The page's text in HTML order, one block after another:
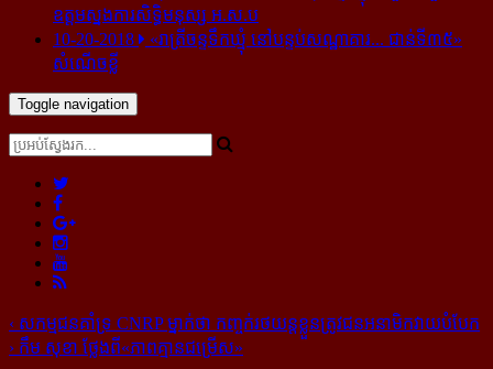
ឧត្តម​ស្នងការ​សិទ្ធិ​មនុស្ស អ.ស.ប
10-20-2018
«រាត្រីចន្ទទឹកឃ្មុំ នៅបន្ទប់សណ្ឋាគារ... ជាន់ទី៣៥»
សំណើចខ្លី
Toggle navigation
‹ សកម្មជន​​គាំទ្រ CNRP ម្នាក់​ថា កញ្ចក់​រថយន្ដ​ខ្លួន​ត្រូវ​ជន​អនាមិក​វាយ​បំបែក
› កឹម សុខា ថ្លែង​ពី​«ភាព​គ្មាន​ជម្រើស»